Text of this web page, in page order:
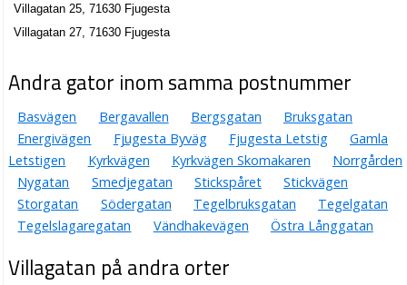
Villagatan 25, 71630 Fjugesta
Villagatan 27, 71630 Fjugesta
Andra gator inom samma postnummer
Basvägen Bergavallen Bergsgatan
Bruksgatan
Energivägen
Fjugesta Byväg Fjugesta Letstig
Gamla
Letstigen
Kyrkvägen Kyrkvägen Skomakaren
Norrgården
Nygatan
Smedjegatan Stickspåret
Stickvägen
Storgatan
Södergatan Tegelbruksgatan
Tegelgatan
Tegelslagaregatan
Vändhakevägen Östra Långgatan
Villagatan på andra orter